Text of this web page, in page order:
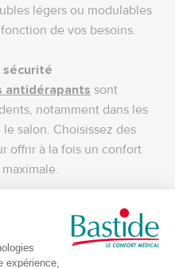
légers ou modulables
de vos besoins.
sécurité
antidérapants sont
notamment dans les
salon. Choisissez des
offrir à la fois un confort
le confort moderne
par l’utilisation de
la vie